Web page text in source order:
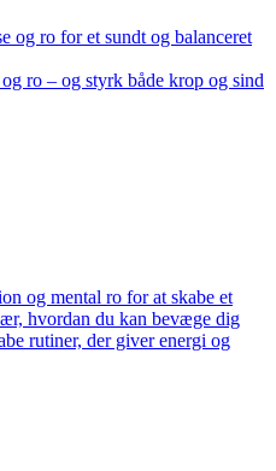
og ro for et sundt og balanceret
ro – og styrk både krop og sind
og mental ro for at skabe et
hvordan du kan bevæge dig
rutiner, der giver energi og